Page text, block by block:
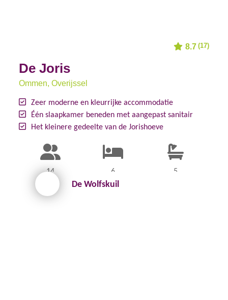
8.7 (17)
De Joris
Ommen, Overijssel
Zeer moderne en kleurrijke accommodatie
Één slaapkamer beneden met aangepast sanitair
Het kleinere gedeelte van de Jorishoeve
14 6 5
De Wolfskuil